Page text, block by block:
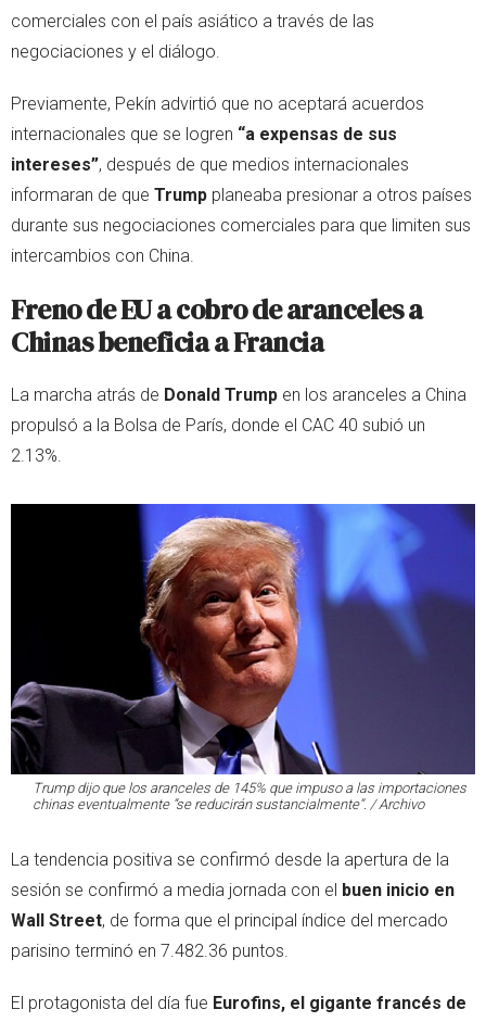
comerciales con el país asiático a través de las
negociaciones y el diálogo.
Previamente, Pekín advirtió que no aceptará acuerdos
internacionales que se logren “a expensas de sus
intereses”, después de que medios internacionales
informaran de que Trump planeaba presionar a otros países
durante sus negociaciones comerciales para que limiten sus
intercambios con China.
Freno de EU a cobro de aranceles a
Chinas beneficia a Francia
La marcha atrás de Donald Trump en los aranceles a China
propulsó a la Bolsa de París, donde el CAC 40 subió un
2.13%.
Trump dijo que los aranceles de 145% que impuso a las importaciones
chinas eventualmente “se reducirán sustancialmente”. / Archivo
La tendencia positiva se confirmó desde la apertura de la
sesión se confirmó a media jornada con el buen inicio en
Wall Street, de forma que el principal índice del mercado
parisino terminó en 7.482.36 puntos.
El protagonista del día fue Eurofins, el gigante francés de